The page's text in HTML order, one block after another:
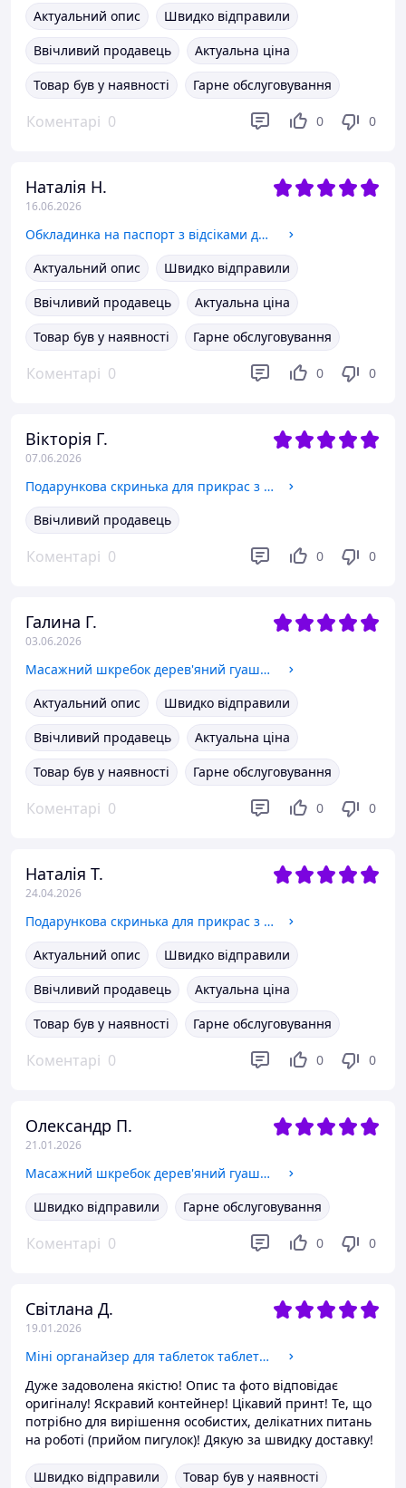
Актуальний опис
Швидко відправили
Ввічливий продавець
Актуальна ціна
Товар був у наявності
Гарне обслуговування
Коментарі 0 0 0
Наталія Н.
16.06.2026
Обкладинка на паспорт з відсіками для кредиток та sim карт з RFID захистом з екошкіри червона
Актуальний опис
Швидко відправили
Ввічливий продавець
Актуальна ціна
Товар був у наявності
Гарне обслуговування
Коментарі 0 0 0
Вікторія Г.
07.06.2026
Подарункова скринька для прикрас з музикою та дзеркалом
Ввічливий продавець
Коментарі 0 0 0
Галина Г.
03.06.2026
Масажний шкребок дерев'яний гуаша догляд обличчя тіла скребок двосторонній шкіри двосторонній масажер ручний
Актуальний опис
Швидко відправили
Ввічливий продавець
Актуальна ціна
Товар був у наявності
Гарне обслуговування
Коментарі 0 0 0
Наталія Т.
24.04.2026
Подарункова скринька для прикрас з музикою та дзеркалом
Актуальний опис
Швидко відправили
Ввічливий продавець
Актуальна ціна
Товар був у наявності
Гарне обслуговування
Коментарі 0 0 0
Олександр П.
21.01.2026
Масажний шкребок дерев'яний гуаша догляд обличчя тіла скребок двосторонній шкіри двосторонній масажер ручний
Швидко відправили
Гарне обслуговування
Коментарі 0 0 0
Світлана Д.
19.01.2026
Міні органайзер для таблеток таблетниця на 2 відділення портативна дорожня таблетниця контейнер для ліків
Дуже задоволена якістю! Опис та фото відповідає
оригіналу! Яскравий контейнер! Цікавий принт! Те, що
потрібно для вирішення особистих, делікатних питань
на роботі (прийом пигулок)! Дякую за швидку доставку!
Швидко відправили Товар був у наявності